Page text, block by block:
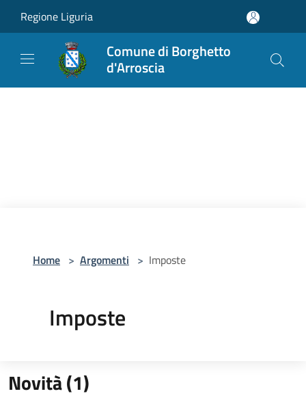
Regione Liguria
Comune di Borghetto
d'Arroscia
Home > Argomenti > Imposte
Imposte
Novità (1)